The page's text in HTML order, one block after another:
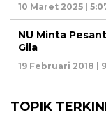
10 Maret 2025 |
NU Minta
Gila
19 Februari 2018 |
TOPIK